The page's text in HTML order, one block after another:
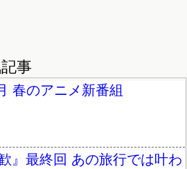
事
春のアニメ新番組
』最終回 あの旅行では叶わ